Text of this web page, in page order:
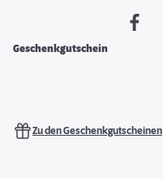
Geschenkgutschein
Zu den Geschenkgutscheinen